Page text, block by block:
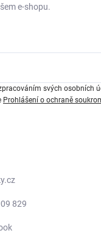
e-shopu.
svých osobních
Prohlášení o ochraně
829